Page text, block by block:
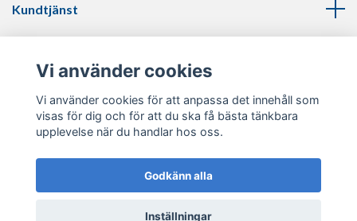
Kundtjänst
Sociala medier
© 2026 Thinblueline.se
Vi använder cookies
Vi använder cookies för att anpassa det innehåll som
visas för dig och för att du ska få bästa tänkbara
upplevelse när du handlar hos oss.
Godkänn alla
Inställningar